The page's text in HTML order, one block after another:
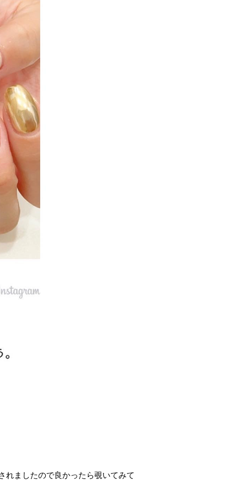
れましたので良かったら覗いてみて